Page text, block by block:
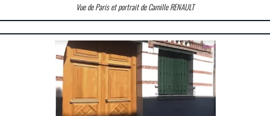
Vue de Paris et portrait de Camille RENAULT